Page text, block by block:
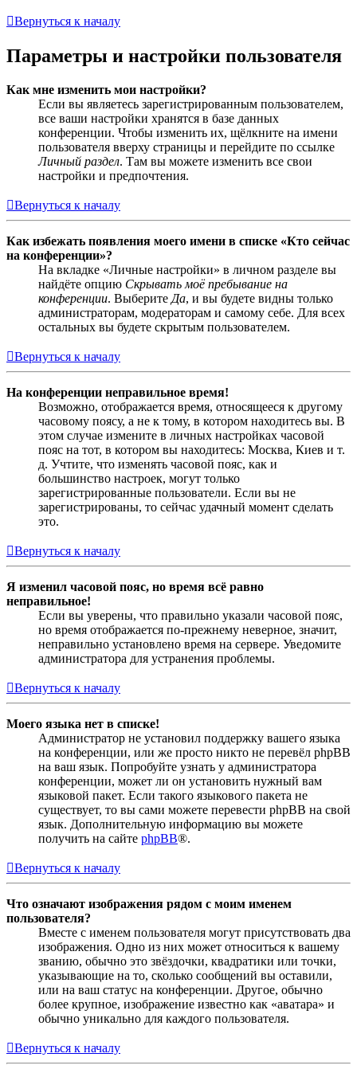
Вернуться к началу
Параметры и настройки пользователя
Как мне изменить мои настройки?
Если вы являетесь зарегистрированным пользователем,
все ваши настройки хранятся в базе данных
конференции. Чтобы изменить их, щёлкните на имени
пользователя вверху страницы и перейдите по ссылке
Личный раздел. Там вы можете изменить все свои
настройки и предпочтения.
Вернуться к началу
Как избежать появления моего имени в списке «Кто сейчас
на конференции»?
На вкладке «Личные настройки» в личном разделе вы
найдёте опцию Скрывать моё пребывание на
конференции. Выберите Да, и вы будете видны только
администраторам, модераторам и самому себе. Для всех
остальных вы будете скрытым пользователем.
Вернуться к началу
На конференции неправильное время!
Возможно, отображается время, относящееся к другому
часовому поясу, а не к тому, в котором находитесь вы. В
этом случае измените в личных настройках часовой
пояс на тот, в котором вы находитесь: Москва, Киев и т.
д. Учтите, что изменять часовой пояс, как и
большинство настроек, могут только
зарегистрированные пользователи. Если вы не
зарегистрированы, то сейчас удачный момент сделать
это.
Вернуться к началу
Я изменил часовой пояс, но время всё равно
неправильное!
Если вы уверены, что правильно указали часовой пояс,
но время отображается по-прежнему неверное, значит,
неправильно установлено время на сервере. Уведомите
администратора для устранения проблемы.
Вернуться к началу
Моего языка нет в списке!
Администратор не установил поддержку вашего языка
на конференции, или же просто никто не перевёл phpBB
на ваш язык. Попробуйте узнать у администратора
конференции, может ли он установить нужный вам
языковой пакет. Если такого языкового пакета не
существует, то вы сами можете перевести phpBB на свой
язык. Дополнительную информацию вы можете
получить на сайте phpBB®.
Вернуться к началу
Что означают изображения рядом с моим именем
пользователя?
Вместе с именем пользователя могут присутствовать два
изображения. Одно из них может относиться к вашему
званию, обычно это звёздочки, квадратики или точки,
указывающие на то, сколько сообщений вы оставили,
или на ваш статус на конференции. Другое, обычно
более крупное, изображение известно как «аватара» и
обычно уникально для каждого пользователя.
Вернуться к началу